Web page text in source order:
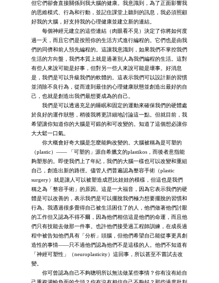
但它們卻會直接關係到我大腦的健康。我意識到，為了正面影響我
的思維模式、行為和行動，並記住課堂上聽到的訊息，我必須照顧
好我的大腦，好支持我的心理健康並建立新的連結。
每個神經元建立的這些連結（肉眼看不見）決定了你將如何度
過一天，而且它們是按照你的生活方式進行編程的。它們也是由我
們的同儕和前人預先編程的。這讓我意識到，如果我們不掌控我們
生活的方向盤，我們本質上就是過著別人為我們編程的生活。這對
有些人來說可能是好事，但對另一些人來說可能是壞事。好消息
是，我們是可以升級我們的軟體的。這表示我們可以設計新的習慣
並消除不良行為，從而達到最佳的心理健康狀態並創造出最好的自
己，也就是創造出我們最想要成為的自己。
我們是可以透過充足的睡眠和固定的運動來確保我們的硬體處
於良好的運作狀態，稍後我將更詳細地討論這一點。但就目前，我
希望讓你知道你的大腦是可鍛的和可改變的。知道了這個想必讓你
大大鬆一口氣。
你大概會好奇大腦是怎麼能夠改變的。大腦被稱為是可塑的
（plastic）—— 「可塑的」源自希臘文的plastikos，而後者意指能
夠塑形的。即使我們上了年紀，我們的大腦一樣也可以改變和重組
自己，創造出新的路徑。儘管人們普遍認為整容手術（plastic
surgery）就是讓人可以被塑造成芭比娃娃的模樣，但這也是我們
稱之為「整容手術」的原因。這是一大福音，因為它表示我們的硬
體是可以改善的，表示我們是可以擺脫我們極力想要擺脫的習慣和
行為。我遇過很多覺得自己被生活困住了的人，他們做著他們討厭
的工作但又認為不得不爾，因為他們相信這是他們的命運，而且他
們只有技能去做那一件事。也許他們接受過工程師訓練，在成長過
程中被告知他們具有「分析」頭腦，但他們希望自己能從事更具創
造性的事情——只不過他們認為他們不是這樣的人。他們不知道有
「神經可塑性」（neuroplasticity）這回事，所以甚至不嘗試去改
變。
你可曾認為自己不夠聰明所以無法做某些事情？你有沒有給自